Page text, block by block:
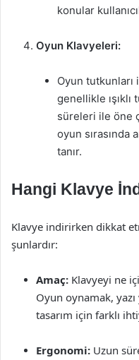
konular
Oyun Klavyeleri:
Oyun tutkunları
genellikle ışıklı
süreleri ile öne
oyun sırasında
tanır.
Hangi Klavye
Klavye indirirken dikkat
şunlardır:
Amaç: Klavyeyi ne
Oyun oynamak,
tasarım için farklı
Ergonomi: Uzun